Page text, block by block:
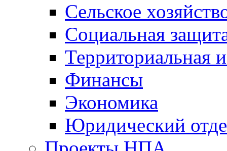
Сельское
Социальная
Территориальная
Финансы
Экономика
Юридический